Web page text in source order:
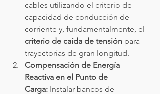
cables utilizando el criterio de
capacidad de conducción de
corriente y, fundamentalmente, el
criterio de caída de tensión para
trayectorias de gran longitud.
Compensación de Energía
Reactiva en el Punto de
Carga: Instalar bancos de